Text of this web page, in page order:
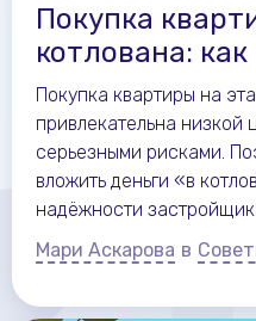
Покупка
котлована:
застройщика?
Покупка квартиры на
привлекательна
серьезными рисками.
вложить деньги «в
надёжности
финансовой
Мари Аскарова в